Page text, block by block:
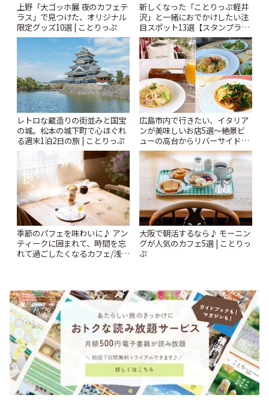
上野「大ゴッホ展 夜のカフェテ
ラス」で見つけた、オリジナル
限定グッズ10選 | ことりっぷ
新しくなった「ことりっぷ軽井
沢」と一緒におでかけしたい注
目スポット13選【スタンプラリ
ー開催中】 | ことりっぷ
レトロな蔵造りの街並みと国宝
の城。松本の城下町で心ほぐれ
る週末1泊2日の旅 | ことりっぷ
広島市内で行きたい、イタリア
ンが美味しいお店5選〜絶景ビ
ューの高台からリバーサイドま
で〜 | ことりっぷ
季節のパフェを味わいに♪ アン
ティークに囲まれて、時間を忘
れて過ごしたくなるカフェ/浅草
大阪で朝活するなら♪ モーニン
グが人気のカフェ5選 | ことりっ
ぷ